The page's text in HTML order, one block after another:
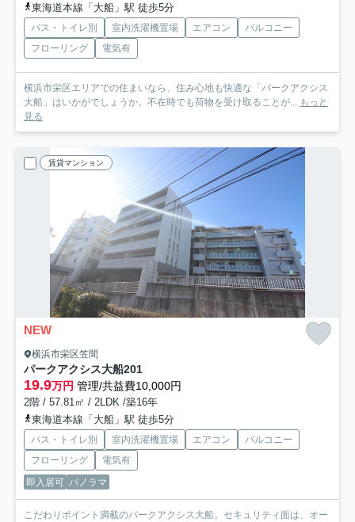
東海道本線「大船」駅 徒歩5分
バス・トイレ別 室内洗濯機置場 エアコン
バルコニー
フローリング
電気有
横浜市栄区エリアでの住まいなら、住み心地も快適な「パークアクシス
大船」はいかがでしょうか。不在時でも荷物を受け取ることが... もっと
見る
賃貸マンション
NEW
横浜市栄区笠間
パークアクシス大船201
19.9万円 管理/共益費10,000円
2階 / 57.81㎡ / 2LDK /築16年
東海道本線「大船」駅 徒歩5分
バス・トイレ別 室内洗濯機置場 エアコン
バルコニー
フローリング
電気有
即入居可 パノラマ
こだわりポイント満載のパークアクシス大船。セキュリティ面は、オー